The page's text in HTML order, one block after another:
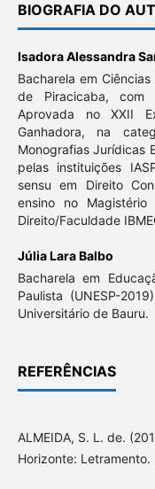
BIOGRAFIA DO
Isadora Alessandra
Bacharela em
de Piracicaba, com
Aprovada no XXII
Ganhadora, na
Monografias Jurídicas
pelas instituições
sensu em Direito
ensino no
Direito/Faculdade
Júlia Lara Balbo
Bacharela em
Paulista (UNESP-
Universitário de Bauru.
REFERÊNCIAS
ALMEIDA, S. L. de.
Horizonte: Letramento.